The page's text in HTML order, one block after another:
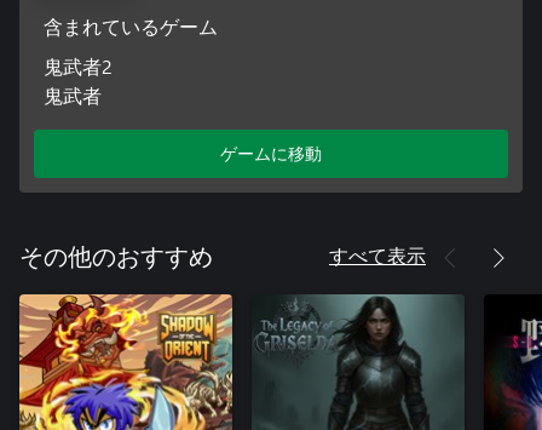
『鬼武者2』の楽曲制作を担当した岩代太郎氏が2002年に発売
したCD「鬼武者2 オーケストラアルバム~岩代太郎セレクショ
ン~」より厳選した5曲を収録。オーケストラで華麗に『鬼武者
2』の世界観を表現！
Truth Of Brave ~warring mix~
Truth Of Resolution ~小谷のお邑のテーマ~
Truth Of Desire ~風魔小太郎のテーマ~
※ゲーム開始画面より「特典」を選択し「ギャラリー」から選
択することができます。
■「アイテムパック」
ゲームプレイに役に立つアイテムがまとまっているパックが入
手できます。
含まれているゲーム
鬼武者2
鬼武者
ゲームに移動
その他のおすすめ すべて表示